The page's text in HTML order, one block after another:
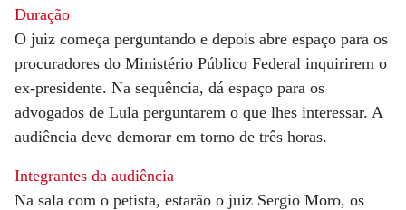
Duração
O juiz começa perguntando e depois abre espaço para os
procuradores do Ministério Público Federal inquirirem o
ex-presidente. Na sequência, dá espaço para os
advogados de Lula perguntarem o que lhes interessar. A
audiência deve demorar em torno de três horas.
Integrantes da audiência
Na sala com o petista, estarão o juiz Sergio Moro, os